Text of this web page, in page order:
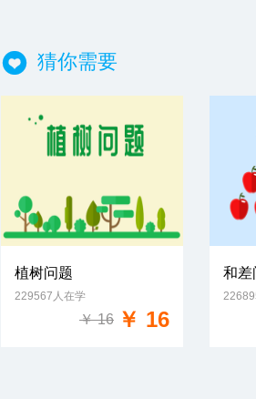
猜你需要
免费试学
植树问题
229567人在学
￥ 16 ￥ 16
和差